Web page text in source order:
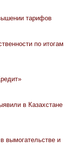
тарифов
по итогам
в Казахстане
вымогательстве и